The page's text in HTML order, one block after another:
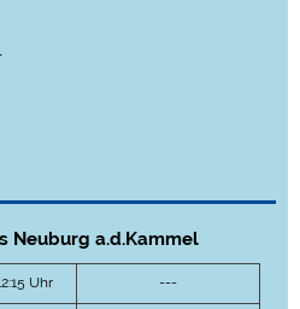
Neuburg a.d.Kammel
Uhr ---